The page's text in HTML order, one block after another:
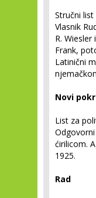
Stručni
Vlasnik
R. Wiesler
Frank,
Latinični
Novi
List za
ćirilicom.
1925.
Rad